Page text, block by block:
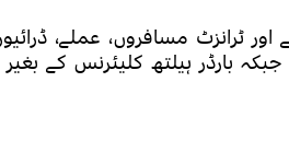
اور ٹرانزٹ مسافروں، عملے،
جبکہ بارڈر ہیلتھ کلیئرنس کے